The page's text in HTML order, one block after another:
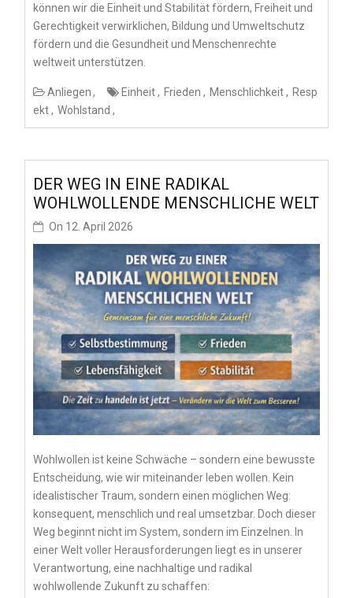
können wir die Einheit und Stabilität fördern, Freiheit und
Gerechtigkeit verwirklichen, Bildung und Umweltschutz
fördern und die Gesundheit und Menschenrechte
weltweit unterstützen.
Anliegen Einheit Frieden Menschlichkeit
Resp
ekt
Wohlstand
DER WEG IN EINE RADIKAL
WOHLWOLLENDE MENSCHLICHE WELT
On 12. April 2026
Wohlwollen ist keine Schwäche – sondern eine bewusste
Entscheidung, wie wir miteinander leben wollen. Kein
idealistischer Traum, sondern einen möglichen Weg:
konsequent, menschlich und real umsetzbar. Doch dieser
Weg beginnt nicht im System, sondern im Einzelnen. In
einer Welt voller Herausforderungen liegt es in unserer
Verantwortung, eine nachhaltige und radikal
wohlwollende Zukunft zu schaffen: